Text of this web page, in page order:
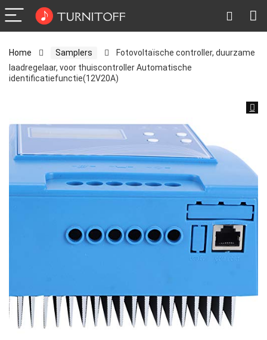
Home Samplers
Fotovoltaïsche controller, duurzame
laadregelaar, voor thuiscontroller Automatische
identificatiefunctie(12V20A)